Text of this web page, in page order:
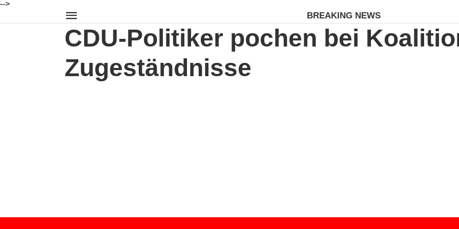
-->
BREAKING NEWS
CDU-Politiker pochen bei
Zugeständnisse